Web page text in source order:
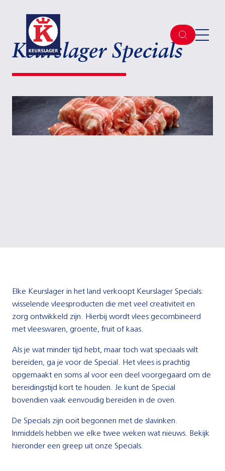
Keurslager Specials
Elke Keurslager in het land verkoopt Keurslager Specials:
wisselende vleesproducten die met veel creativiteit en
zorg ontwikkeld zijn. Hierbij wordt vlees gecombineerd
met vleeswaren, groente, fruit of kaas.
Als je wat minder tijd hebt, maar toch wat speciaals wilt
bereiden, ga je voor de Special. Het vlees is prachtig
opgemaakt en soms al voor een deel voorgegaard om de
bereidingstijd kort te houden. Je kunt de Special
bovendien vaak eenvoudig bereiden in de oven.
De Specials zijn ooit begonnen met de slavinken.
Inmiddels hebben we elke twee weken wat nieuws. Bekijk
hieronder een greep uit onze Specials.